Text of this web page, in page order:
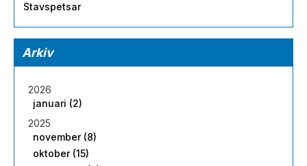
Stavspetsar
Arkiv
2026
januari (2)
2025
november (8)
oktober (15)